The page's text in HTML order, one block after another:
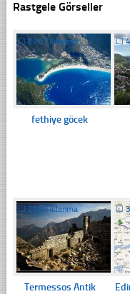
Rastgele Görseller
☐200 Tıklanma
fethiye göcek
☐
☐ 206 Tıklanma
Termessos Antik
☐